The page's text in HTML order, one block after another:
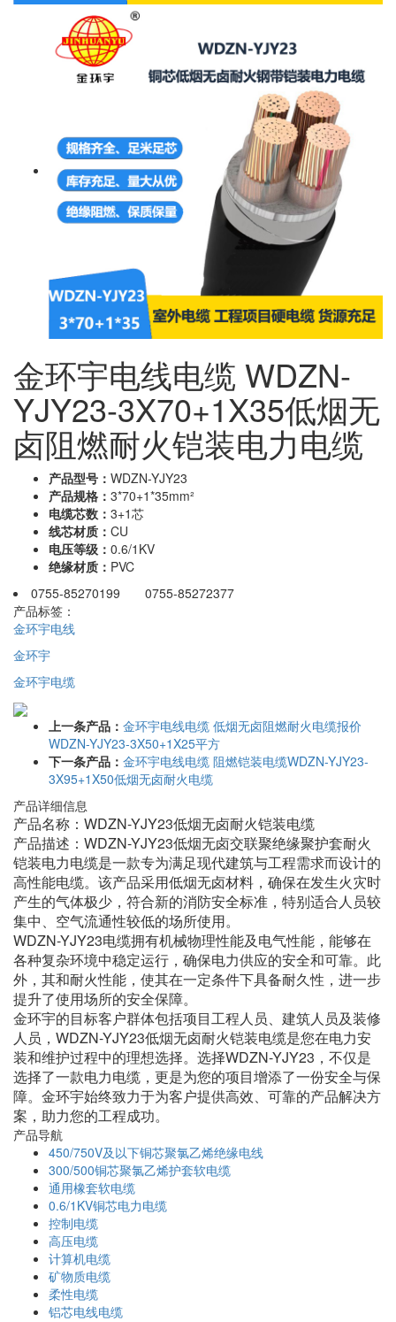
金环宇电线电缆 WDZN-
YJY23-3X70+1X35低烟无
卤阻燃耐火铠装电力电缆
产品型号： WDZN-YJY23
产品规格： 3*70+1*35mm²
电缆芯数： 3+1芯
线芯材质： CU
电压等级： 0.6/1KV
绝缘材质： PVC
0755-85270199 0755-85272377
产品标签：
金环宇电线
金环宇
金环宇电缆
上一条产品： 金环宇电线电缆 低烟无卤阻燃耐火电缆报价
WDZN-YJY23-3X50+1X25平方
下一条产品： 金环宇电线电缆 阻燃铠装电缆WDZN-YJY23-
3X95+1X50低烟无卤耐火电缆
产品详细信息
产品名称：WDZN-YJY23低烟无卤耐火铠装电缆
产品描述：WDZN-YJY23低烟无卤交联聚绝缘聚护套耐火
铠装电力电缆是一款专为满足现代建筑与工程需求而设计的
高性能电缆。该产品采用低烟无卤材料，确保在发生火灾时
产生的气体极少，符合新的消防安全标准，特别适合人员较
集中、空气流通性较低的场所使用。
WDZN-YJY23电缆拥有机械物理性能及电气性能，能够在
各种复杂环境中稳定运行，确保电力供应的安全和可靠。此
外，其和耐火性能，使其在一定条件下具备耐久性，进一步
提升了使用场所的安全保障。
金环宇的目标客户群体包括项目工程人员、建筑人员及装修
人员，WDZN-YJY23低烟无卤耐火铠装电缆是您在电力安
装和维护过程中的理想选择。选择WDZN-YJY23，不仅是
选择了一款电力电缆，更是为您的项目增添了一份安全与保
障。金环宇始终致力于为客户提供高效、可靠的产品解决方
案，助力您的工程成功。
产品导航
450/750V及以下铜芯聚氯乙烯绝缘电线
300/500铜芯聚氯乙烯护套软电缆
通用橡套软电缆
0.6/1KV铜芯电力电缆
控制电缆
高压电缆
计算机电缆
矿物质电缆
柔性电缆
铝芯电线电缆